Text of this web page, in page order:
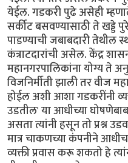
येईल. गडकरी पुढे असेही
सर्कीट बसवण्यासाठी ते खड्डे
पाडण्याची जबाबदारी तेथील
कंत्राटदारांची असेल. केंद्र
महानगरपालिकांना योग्य ते
विजनिर्मीती झाली तर वीज
होईल अशी आशा गडकरींनी
उडतील' या आधीच्या
असता त्यांनी हसून तो प्रश्न
मात्र चाकणच्या कंपनीने
व्यक्ती प्रवास करू शकतो हे